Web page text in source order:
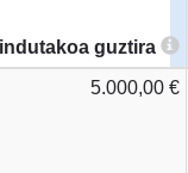
guztira
5.000,00 €